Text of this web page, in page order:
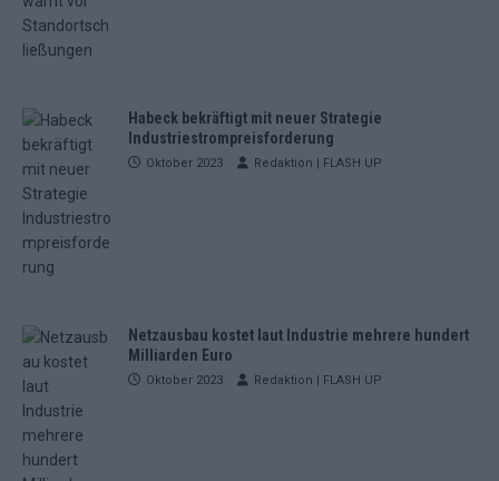
Habeck bekräftigt mit neuer Strategie
Industriestrompreisforderung
Oktober 2023 Redaktion | FLASH UP
Netzausbau kostet laut Industrie mehrere hundert
Milliarden Euro
Oktober 2023 Redaktion | FLASH UP